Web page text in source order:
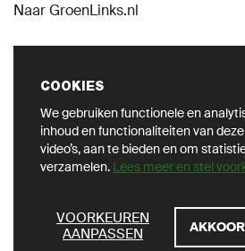
COOKIES
We gebruiken functionele en
inhoud en functionaliteiten van
video’s, aan te bieden en om
verzamelen. Lees meer en stel
VOORKEUREN
AANPASSEN
Naar GroenLinks.nl
VOLG ONS OP SOCIAL
ZOEKEN